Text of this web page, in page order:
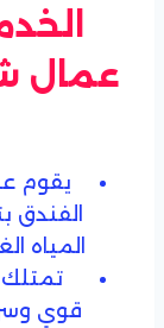
عمال
يقوم
الفندق
المياه
قوي